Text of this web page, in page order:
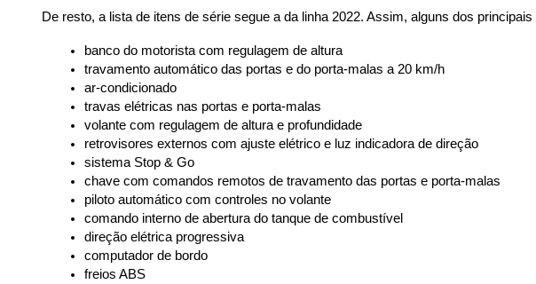
De resto, a lista de itens de série segue a da linha 2022. Assim, alguns dos
banco do motorista com regulagem de altura
travamento automático das portas e do porta-malas a 20 km/h
ar-condicionado
travas elétricas nas portas e porta-malas
volante com regulagem de altura e profundidade
retrovisores externos com ajuste elétrico e luz indicadora de direção
sistema Stop & Go
chave com comandos remotos de travamento das portas e porta-malas
piloto automático com controles no volante
comando interno de abertura do tanque de combustível
direção elétrica progressiva
computador de bordo
freios ABS